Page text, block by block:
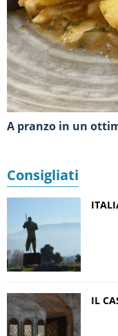
A pranzo in un
Consigliati
IL